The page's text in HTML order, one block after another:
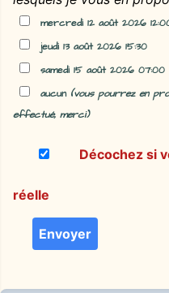
mercredi 12 août 2026
jeudi 13 août 2026 15:30
samedi 15 août 2026 07:00
aucun (vous pourrez en
effectué, merci)
Décochez si
réelle